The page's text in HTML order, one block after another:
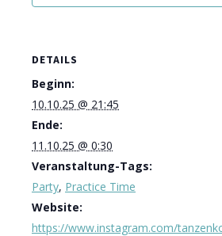
DETAILS
Beginn:
10.10.25 @ 21:45
Ende:
11.10.25 @ 0:30
Veranstaltung-Tags:
Party, Practice Time
Website:
https://www.instagram.com/